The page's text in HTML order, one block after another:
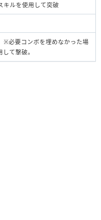
究極マッハ
パイロデーモン
キルを使用して突破
※必要コンボを埋めなかった場
て撃破。